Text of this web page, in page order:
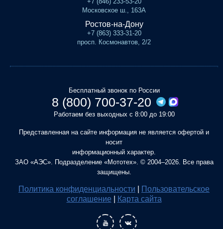
Московское ш., 163А
Ростов-на-Дону
+7 (863) 333-31-20
просп. Космонавтов, 2/2
Бесплатный звонок по России
8 (800) 700-37-20
Работаем без выходных с 8:00 до 19:00
Представленная на сайте информация не является офертой и
носит
информационный характер.
ЗАО «АЭС». Подразделение «Мототех». © 2004–2026. Все права
защищены.
Политика конфиденциальности
Пользовательское
соглашение
Карта сайта